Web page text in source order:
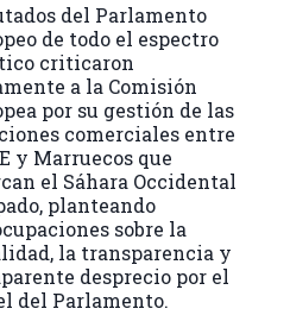
del Parlamento
de todo el espectro
criticaron
a la Comisión
por su gestión de las
comerciales entre
y Marruecos que
el Sáhara Occidental
planteando
sobre la
la transparencia y
desprecio por el
del Parlamento.